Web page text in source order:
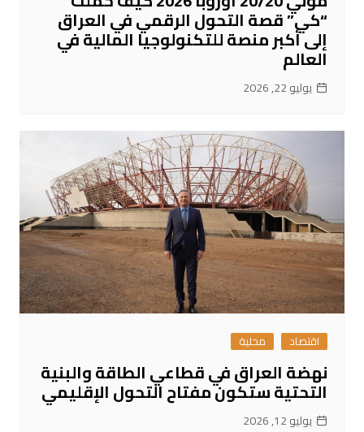
“كي” قصة التحول الرقمي في العراق
إلى أكبر منصة للتكنولوجيا المالية في
العالم
يوليو 22, 2026
اقتصاد محلية
نهضة العراق في قطاعي الطاقة والبنية
التحتية ستكون مفتاح التحول الإقليمي
يوليو 12, 2026